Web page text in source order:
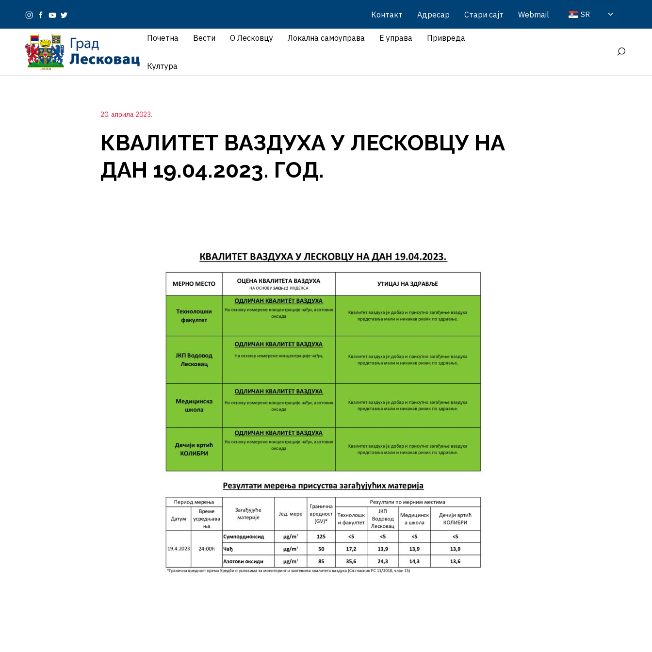
Контакт Адресар Стари сајт Webmail SR
Почетна Вести О Лесковцу Локална самоуправа Е управа Привреда
Култура
20. априла 2023.
КВАЛИТЕТ ВАЗДУХА У ЛЕСКОВЦУ НА
ДАН 19.04.2023. ГОД.